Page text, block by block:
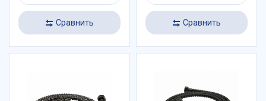
Сравнить Сравнить